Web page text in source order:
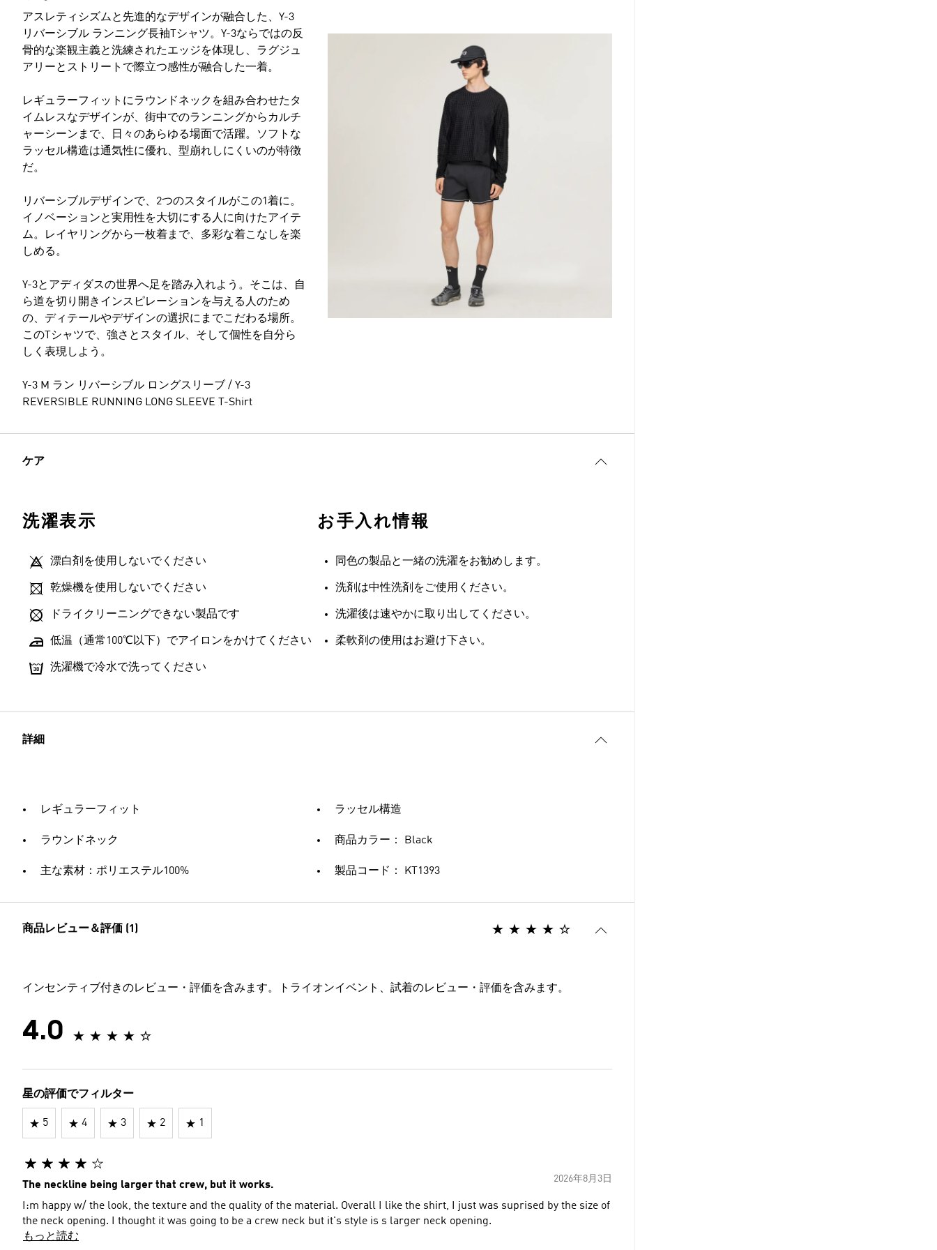
アスレティシズムと先進的なデザインが融合した、Y-3
リバーシブル ランニング長袖Tシャツ。Y-3ならではの反
骨的な楽観主義と洗練されたエッジを体現し、ラグジュ
アリーとストリートで際立つ感性が融合した一着。
レギュラーフィットにラウンドネックを組み合わせたタ
イムレスなデザインが、街中でのランニングからカルチ
ャーシーンまで、日々のあらゆる場面で活躍。ソフトな
ラッセル構造は通気性に優れ、型崩れしにくいのが特徴
だ。
リバーシブルデザインで、2つのスタイルがこの1着に。
イノベーションと実用性を大切にする人に向けたアイテ
ム。レイヤリングから一枚着まで、多彩な着こなしを楽
しめる。
Y-3とアディダスの世界へ足を踏み入れよう。そこは、自
ら道を切り開きインスピレーションを与える人のため
の、ディテールやデザインの選択にまでこだわる場所。
このTシャツで、強さとスタイル、そして個性を自分ら
しく表現しよう。
Y-3 M ラン リバーシブル ロングスリーブ / Y-3
REVERSIBLE RUNNING LONG SLEEVE T-Shirt
ケア
洗濯表示
漂白剤を使用しないでください
乾燥機を使用しないでください
ドライクリーニングできない製品です
低温（通常100℃以下）でアイロンをかけてください
洗濯機で冷水で洗ってください
お手入れ情報
同色の製品と一緒の洗濯をお勧めします。
洗剤は中性洗剤をご使用ください。
洗濯後は速やかに取り出してください。
柔軟剤の使用はお避け下さい。
詳細
レギュラーフィット
ラウンドネック
主な素材：ポリエステル100%
ラッセル構造
商品カラー： Black
製品コード： KT1393
商品レビュー＆評価 (1)
インセンティブ付きのレビュー・評価を含みます。トライオンイベント、試着のレビュー・評価を含みます。
4.0
星の評価でフィルター
5 4 3 2 1
2026年8月3日
The neckline being larger that crew, but it works.
I:m happy w/ the look, the texture and the quality of the material. Overall I like the shirt, I just was suprised by the size of
the neck opening. I thought it was going to be a crew neck but it's style is s larger neck opening.
もっと読む